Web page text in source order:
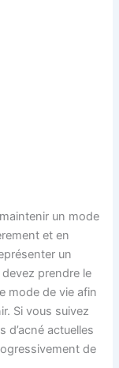
un mode
et en
un
prendre le
mode de vie afin
Si vous suivez
d’acné actuelles
de